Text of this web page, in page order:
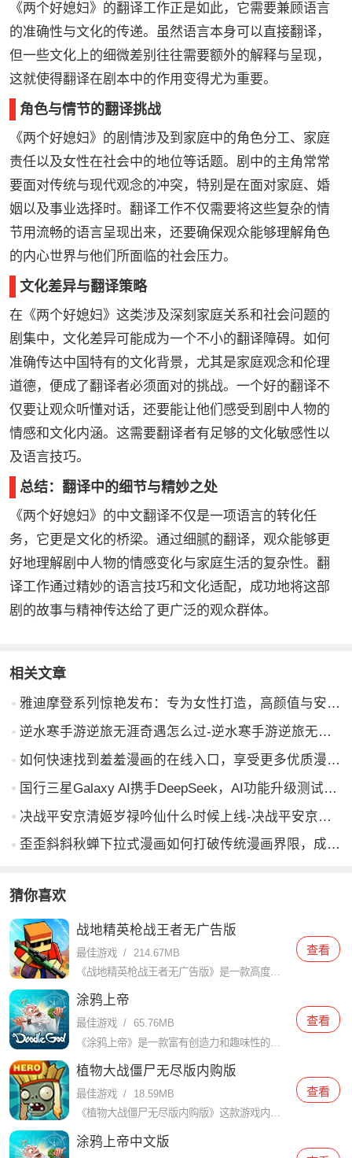
《两个好媳妇》的翻译工作正是如此，它需要兼顾语言
的准确性与文化的传递。虽然语言本身可以直接翻译，
但一些文化上的细微差别往往需要额外的解释与呈现，
这就使得翻译在剧本中的作用变得尤为重要。
角色与情节的翻译挑战
《两个好媳妇》的剧情涉及到家庭中的角色分工、家庭
责任以及女性在社会中的地位等话题。剧中的主角常常
要面对传统与现代观念的冲突，特别是在面对家庭、婚
姻以及事业选择时。翻译工作不仅需要将这些复杂的情
节用流畅的语言呈现出来，还要确保观众能够理解角色
的内心世界与他们所面临的社会压力。
文化差异与翻译策略
在《两个好媳妇》这类涉及深刻家庭关系和社会问题的
剧集中，文化差异可能成为一个不小的翻译障碍。如何
准确传达中国特有的文化背景，尤其是家庭观念和伦理
道德，便成了翻译者必须面对的挑战。一个好的翻译不
仅要让观众听懂对话，还要能让他们感受到剧中人物的
情感和文化内涵。这需要翻译者有足够的文化敏感性以
及语言技巧。
总结：翻译中的细节与精妙之处
《两个好媳妇》的中文翻译不仅是一项语言的转化任
务，它更是文化的桥梁。通过细腻的翻译，观众能够更
好地理解剧中人物的情感变化与家庭生活的复杂性。翻
译工作通过精妙的语言技巧和文化适配，成功地将这部
剧的故事与精神传达给了更广泛的观众群体。
相关文章
雅迪摩登系列惊艳发布：专为女性打造，高颜值与安全并重，引领出行新风尚
逆水寒手游逆旅无涯奇遇怎么过-逆水寒手游逆旅无涯奇遇攻略
如何快速找到羞羞漫画的在线入口，享受更多优质漫画内容？
国行三星Galaxy AI携手DeepSeek，AI功能升级测试中！
决战平安京清姬岁禄吟仙什么时候上线-决战平安京清姬岁禄吟仙上线时间
歪歪斜斜秋蝉下拉式漫画如何打破传统漫画界限，成为新兴艺术形式？
猜你喜欢
战地精英枪战王者无广告版
最佳游戏 /
214.67MB
《战地精英枪战王者无广告版》是一款高度还原真实战场体验的第一人称射击游戏，在游戏中，玩家将扮演一名战争英雄，与其他玩家进行激烈的枪战对决。游戏采用了先进的图像技术和精致的画面，呈现了逼真的战争场景，给
查看
涂鸦上帝
最佳游戏 / 65.76MB
《涂鸦上帝》是一款富有创造力和趣味性的模拟游戏，玩家是可以在游戏中扮演上帝的角色，创造和掌控整个世界。游戏以涂鸦风格为主题，画面简洁明快，操作简单易上手，非常适合休闲娱乐。除此之外，游戏还具有很多特色
查看
植物大战僵尸无尽版内购版
最佳游戏 /
18.59MB
《植物大战僵尸无尽版内购版》这款游戏内玩家需要通过种植各种植物来阻止他们的入侵。游戏中拥有多个关卡和游戏模式，每个关卡都有不同的场景和挑战。通过收集阳光资源和种植植物，玩家需要合理安排植物的位置和选择
查看
涂鸦上帝中文版